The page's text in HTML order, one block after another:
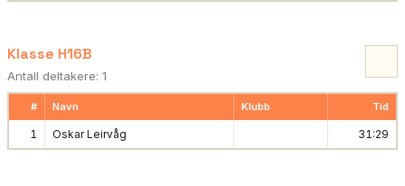
Klasse H16B
Antall deltakere: 1
# Navn Klubb Tid
1 Oskar Leirvåg 31:29